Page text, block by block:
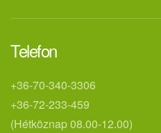
Telefon
+36-70-340-3306
+36-72-233-459
(Hétköznap 08.00-12.00)